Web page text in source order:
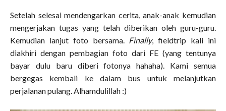
Setelah selesai mendengarkan cerita, anak-anak kemudian
mengerjakan tugas yang telah diberikan oleh guru-guru.
Kemudian lanjut foto bersama. Finally, fieldtrip kali ini
diakhiri dengan pembagian foto dari FE (yang tentunya
bayar dulu baru diberi fotonya hahaha). Kami semua
bergegas kembali ke dalam bus untuk melanjutkan
perjalanan pulang. Alhamdulillah :)